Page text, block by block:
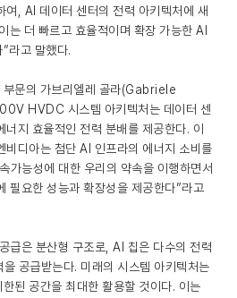
여, AI 데이터 센터의 전력 아키텍처에 새
는 더 빠르고 효율적이며 확장 가능한 AI
라고 말했다.
부문의 가브리엘레 골라(Gabriele
HVDC 시스템 아키텍처는 데이터 센
지 효율적인 전력 분배를 제공한다. 이
비디아는 첨단 AI 인프라의 에너지 소비를
가능성에 대한 우리의 약속을 이행하면서
필요한 성능과 확장성을 제공한다”라고
급은 분산형 구조로, AI 칩은 다수의 전력
공급받는다. 미래의 시스템 아키텍처는
된 공간을 최대한 활용할 것이다. 이는